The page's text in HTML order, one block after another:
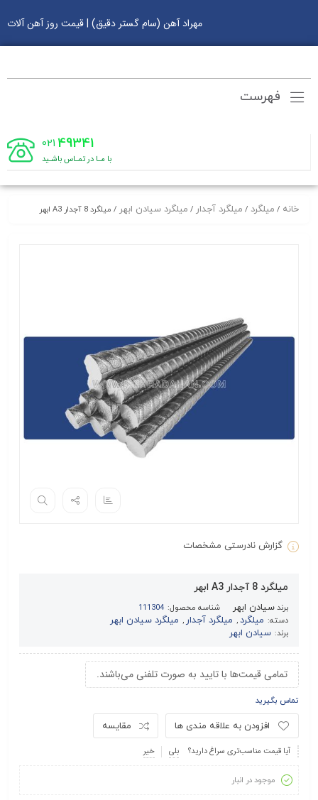
مهراد آهن (سام گستر دقیق) | قیمت روز آهن آلات
فهرست
49341
021
با مـا در تمـاس باشـید
خانه / میلگرد / میلگرد آجدار / میلگرد سیادن ابهر / میلگرد 8 آجدار A3 ابهر
گزارش نادرستی مشخصات
میلگرد 8 آجدار A3 ابهر
برندسیادن ابهر شناسه محصول: 111304
دسته: میلگرد, میلگرد آجدار , میلگرد سیادن ابهر
برند: سیادن ابهر
تمامی قیمت‌ها با تایید به صورت تلفنی می‌باشند.
تماس بگیرید
مقایسه افزودن به علاقه مندی ها
آیا قیمت مناسب‌تری سراغ دارید؟ بلی خیر
موجود در انبار